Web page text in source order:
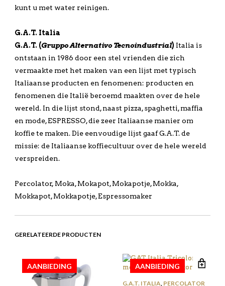
kunt u met water reinigen.
G.A.T. Italia
G.A.T. (Gruppo Alternativo Tecnoindustrial) Italia is
ontstaan in 1986 door een stel vrienden die zich
vermaakte met het maken van een lijst met typisch
Italiaanse producten en fenomenen: producten en
fenomenen die Italië beroemd maakten over de hele
wereld. In die lijst stond, naast pizza, spaghetti, maffia
en mode, ESPRESSO, die zeer Italiaanse manier om
koffie te maken. Die eenvoudige lijst gaaf G.A.T. de
missie: de Italiaanse koffiecultuur over de hele wereld
verspreiden.
Percolator, Moka, Mokapot, Mokapotje, Mokka,
Mokkapot, Mokkapotje, Espressomaker
GERELATEERDE PRODUCTEN
AANBIEDING AANBIEDING
G.A.T. ITALIA, PERCOLATOR